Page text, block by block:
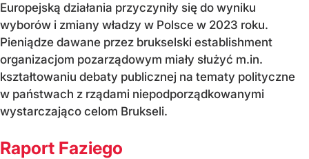
Europejską działania przyczyniły się do wyniku
wyborów i zmiany władzy w Polsce w 2023 roku.
Pieniądze dawane przez brukselski establishment
organizacjom pozarządowym miały służyć m.in.
kształtowaniu debaty publicznej na tematy polityczne
w państwach z rządami niepodporządkowanymi
wystarczająco celom Brukseli.
Raport Faziego